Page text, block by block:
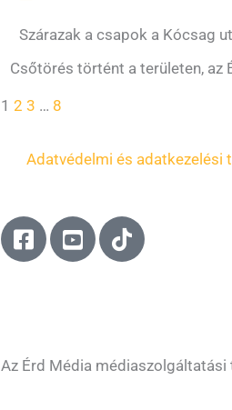
Szárazak a csapok a Kócsag
Csőtörés történt a területen, az
1 2 3 … 8
Adatvédelmi és adatkezelési
F
a
o
Y
o
e
T
i
Az Érd Média médiaszolgáltatási